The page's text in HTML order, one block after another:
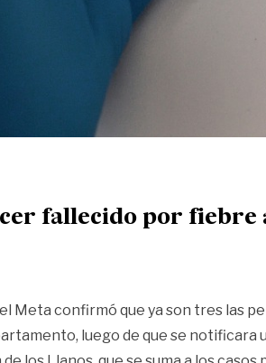
fallecido por fiebre
Meta confirmó que ya son tres las
luego de que se notificara